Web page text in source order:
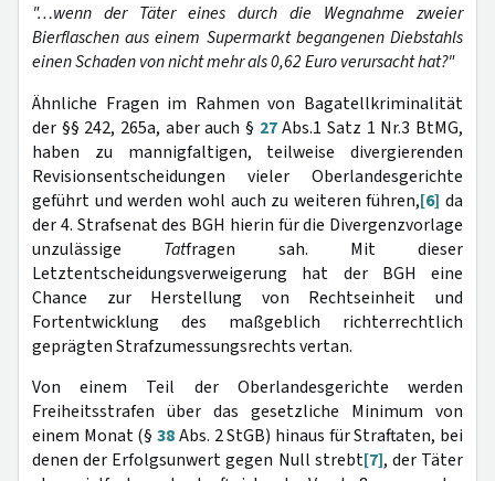
"…wenn der Täter eines durch die Wegnahme zweier
Bierflaschen aus einem Supermarkt begangenen Diebstahls
einen Schaden von nicht mehr als 0,62 Euro verursacht hat?"
Ähnliche Fragen im Rahmen von Bagatellkriminalität
der §§ 242, 265a, aber auch § 27Abs.1 Satz 1 Nr.3 BtMG,
haben zu mannigfaltigen, teilweise divergierenden
Revisionsentscheidungen vieler Oberlandesgerichte
geführt und werden wohl auch zu weiteren führen,[6] da
der 4. Strafsenat des BGH hierin für die Divergenzvorlage
unzulässige Tatfragen sah. Mit dieser
Letztentscheidungsverweigerung hat der BGH eine
Chance zur Herstellung von Rechtseinheit und
Fortentwicklung des maßgeblich richterrechtlich
geprägten Strafzumessungsrechts vertan.
Von einem Teil der Oberlandesgerichte werden
Freiheitsstrafen über das gesetzliche Minimum von
einem Monat (§38Abs. 2 StGB) hinaus für Straftaten, bei
denen der Erfolgsunwert gegen Null strebt[7], der Täter